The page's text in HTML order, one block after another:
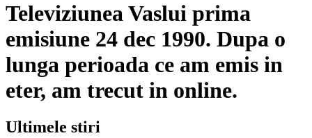
Televiziunea Vaslui prima
emisiune 24 dec 1990. Dupa o
lunga perioada ce am emis in
eter, am trecut in online.
Ultimele stiri